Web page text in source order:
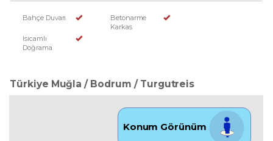
Bahçe Duvarı
Betonarme
Karkas
Isıcamlı
Doğrama
Türkiye Muğla / Bodrum / Turgutreis
Konum Görünüm